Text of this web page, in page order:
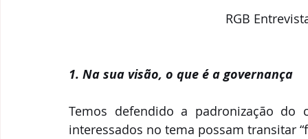
RGB
1. Na sua visão, o que é a governança
Temos defendido a padronização do
interessados no tema possam transitar